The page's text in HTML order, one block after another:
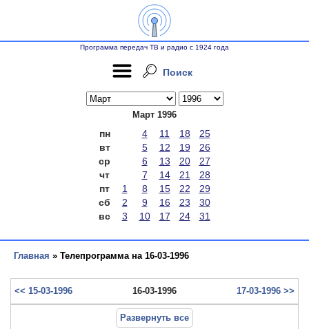
Программа передач ТВ и радио с 1924 года
Поиск
Март 1996
пн 4 11 18
25
вт
5 12 19
26
ср
6 13 20
27
чт
7 14 21
28
пт
1 8 15 22
29
сб
2 9 16 23
30
вс
3 10 17 24 31
Главная » Телепрограмма на 16-03-1996
<< 15-03-1996 16-03-1996 17-03-1996 >>
Развернуть все